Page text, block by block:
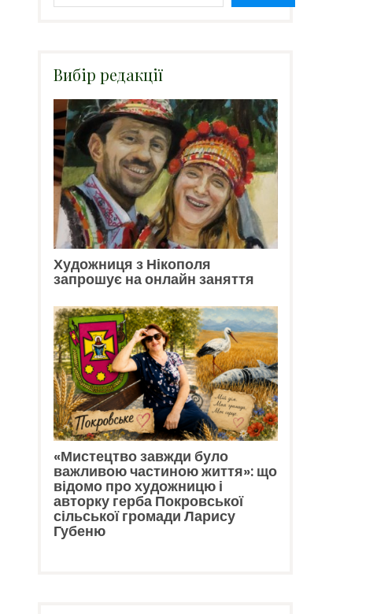
Вибір редакції
Художниця з Нікополя
запрошує на онлайн заняття
«Мистецтво завжди було
важливою частиною життя»: що
відомо про художницю і
авторку герба Покровської
сільської громади Ларису
Губеню